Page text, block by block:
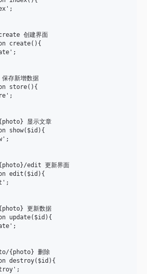
创建界面
create(){
存新增数据
store(){
显示文章
show($id){
edit 更新界面
edit($id){
更新数据
update($id){
{photo} 删除
destroy($id){